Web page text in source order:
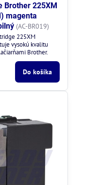
Brother 225XM
magenta
(AC-BR019)
225XM
vysokú kvalitu
Brother.
Do košíka